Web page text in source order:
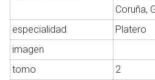
Coruña,
especialidad
Platero
imagen
tomo
2